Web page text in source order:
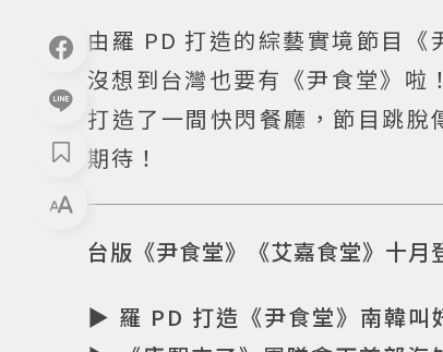
由羅 PD 打造的綜藝實境節目《
沒想到台灣也要有《尹食堂》啦
打造了一間快閃餐廳，節目跳
期待！
台版《尹食堂》《艾嘉食堂》十月
▶ 羅 PD 打造《尹食堂》南韓叫